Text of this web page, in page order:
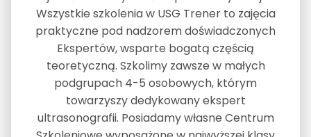
Wszystkie szkolenia w USG Trener to zajęcia
praktyczne pod nadzorem doświadczonych
Ekspertów, wsparte bogatą częścią
teoretyczną. Szkolimy zawsze w małych
podgrupach 4-5 osobowych, którym
towarzyszy dedykowany ekspert
ultrasonografii. Posiadamy własne Centrum